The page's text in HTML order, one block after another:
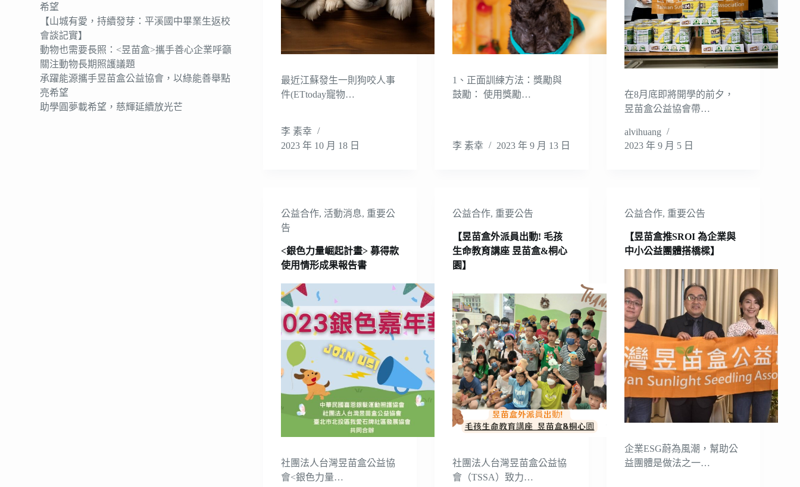
最近江蘇發生一則狗咬人事
件(ETtoday寵物…
李 素幸
2023 年 10 月 18 日
1、正面訓練方法：獎勵與
鼓勵： 使用獎勵…
李 素幸 2023 年 9 月 13 日
在8月底即將開學的前夕，
昱苗盒公益協會帶…
alvihuang
2023 年 9 月 5 日
公益合作, 活動消息, 重要公
告
<銀色力量崛起計畫> 募得款
使用情形成果報告書
社團法人台灣昱苗盒公益協
會<銀色力量…
公益合作, 重要公告
【昱苗盒外派員出動! 毛孩
生命教育講座 昱苗盒&桐心
園】
社團法人台灣昱苗盒公益協
會（TSSA）致力…
公益合作, 重要公告
【昱苗盒推SROI 為企業與
中小公益團體搭橋樑】
企業ESG蔚為風潮，幫助公
益團體是做法之一…
希望
【山城有愛，持續發芽：平溪國中畢業生返校
會談記實】
動物也需要長照：<昱苗盒>攜手善心企業呼籲
關注動物長期照護議題
承躍能源攜手昱苗盒公益協會，以綠能善舉點
亮希望
助學圓夢載希望，慈輝延續放光芒